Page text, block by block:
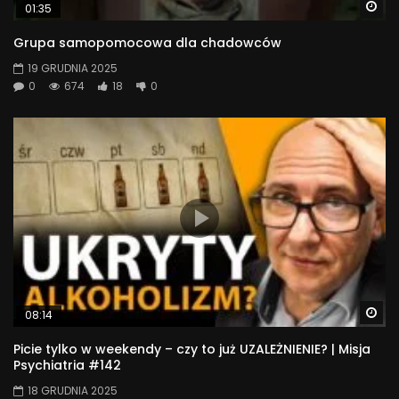
01:35
Grupa samopomocowa dla chadowców
19 GRUDNIA 2025
0
674 18 0
08:14
Picie tylko w weekendy – czy to już UZALEŻNIENIE? | Misja
Psychiatria #142
18 GRUDNIA 2025